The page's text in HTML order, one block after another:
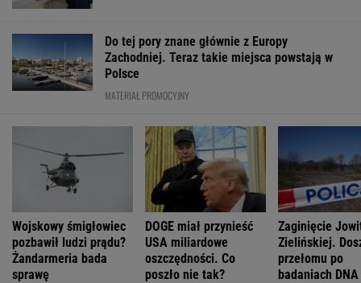
Do tej pory znane głównie z Europy
Zachodniej. Teraz takie miejsca powstają w
Polsce
MATERIAŁ PROMOCYJNY
Wojskowy śmigłowiec
pozbawił ludzi prądu?
Żandarmeria bada
sprawę
DOGE miał przynieść
USA miliardowe
oszczędności. Co
poszło nie tak?
Zaginięcie
Zielińskiej.
przełomu po
badaniach DNA